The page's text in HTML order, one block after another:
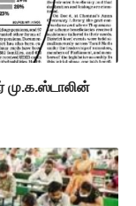
மு.க.ஸ்டாலின்